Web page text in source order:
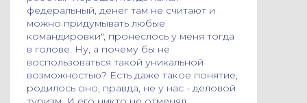
федеральный, денег там не считают и
можно придумывать любые
командировки", пронеслось у меня тогда
в голове. Ну, а почему бы не
воспользоваться такой уникальной
возможностью? Есть даже такое понятие,
родилось оно, правда, не у нас - деловой